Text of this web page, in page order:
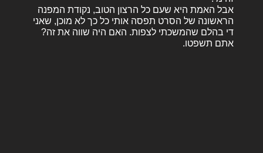
אבל האמת היא שעם כל הרצון הטוב, נקודת המפנה
הראשונה של הסרט תפסה אותי כל כך לא מוכן, שאני
די בהלם שהמשכתי לצפות. האם היה שווה את זה?
אתם תשפטו.